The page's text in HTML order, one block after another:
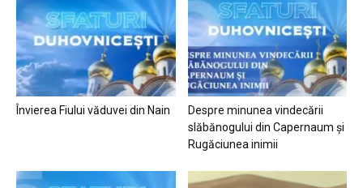
Învierea Fiului văduvei din Nain
Despre minunea vindecării
slăbănogului din Capernaum și
Rugăciunea inimii